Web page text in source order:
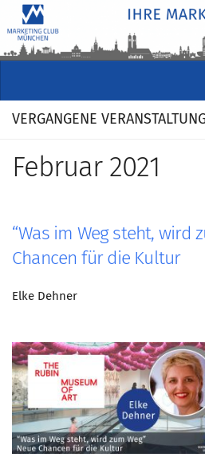
VERANSTALTUNGEN
Rückblicke
STUDIO
ÜBER
Marketing Pioniere
Arbeitsgruppen
MarketingFrauen
Münchner Marketingpreis
VERGANGENE
Februar 2021
“Was im Weg steht, wird
Chancen für die Kultur
Elke Dehner